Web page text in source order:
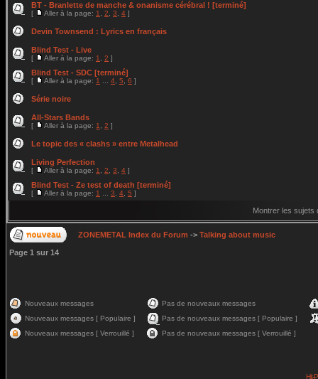
BT - Branlette de manche & onanisme cérébral ! [terminé]
[ Aller à la page: 1 2 3 4 ]
Devin Townsend : Lyrics en français
Blind Test - Live
[ Aller à la page: 1 2 ]
Blind Test - SDC [terminé]
[ Aller à la page: 1 4 5 6 ]
Série noire
All-Stars Bands
[ Aller à la page: 1 2 ]
Le topic des « clashs » entre Metalhead
Living Perfection
[ Aller à la page: 1 2 3 4 ]
Blind Test - Ze test of death [terminé]
[ Aller à la page: 1 3 4 5 ]
Montrer les sujets
ZONEMETAL Index du Forum -> Talking about music
Page 1 sur 14
Nouveaux messages
Pas de nouveaux messages
Nouveaux messages [ Populaire ]
Pas de nouveaux messages [ Populaire ]
Nouveaux messages [ Verrouillé ]
Pas de nouveaux messages [ Verrouillé ]